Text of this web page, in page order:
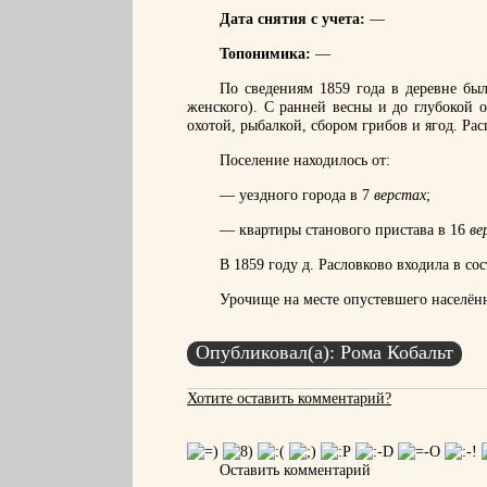
Дата снятия с учета: —
Топонимика: —
По сведениям 1859 года в деревне
женского). С ранней весны и до глубокой
охотой, рыбалкой, сбором грибов и ягод.
Поселение находилось от:
— уездного города в 7 верстах;
— квартиры станового пристава в 16
В 1859 году д. Расловково входила в
Урочище на месте опустевшего
Опубликовал(а): Рома Кобальт
Хотите оставить комментарий?
Оставить комментарий